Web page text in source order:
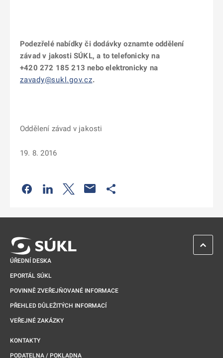
Podezřelé nabídky či dodávky oznamte oddělení
závad v jakosti SÚKL, a to telefonicky na
+420 272 185 213 nebo elektronicky na
zavady@sukl.gov.cz.
Oddělení závad v jakosti
19. 8. 2016
Odkaz se otevře na nové kartě
Odkaz se otevře na nové kartě
Odkaz se otevře na nové kartě
ÚŘEDNÍ DESKA
EPORTÁL SÚKL
POVINNĚ ZVEŘEJŇOVANÉ INFORMACE
PŘEHLED DŮLEŽITÝCH INFORMACÍ
VEŘEJNÉ ZAKÁZKY
KONTAKTY
PODATELNA / POKLADNA
ZPĚT